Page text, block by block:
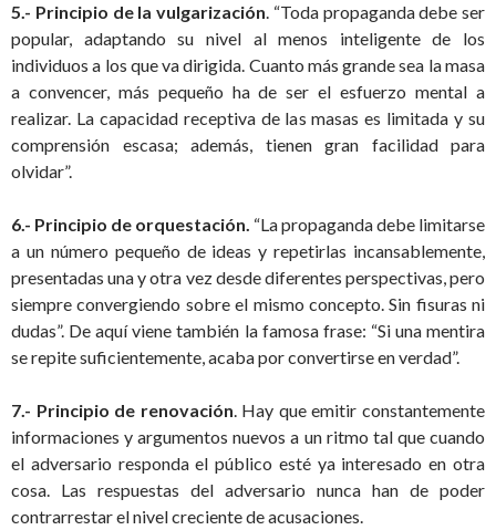
5.- Principio de la vulgarización. “Toda propaganda debe ser
popular, adaptando su nivel al menos inteligente de los
individuos a los que va dirigida. Cuanto más grande sea la masa
a convencer, más pequeño ha de ser el esfuerzo mental a
realizar. La capacidad receptiva de las masas es limitada y su
comprensión escasa; además, tienen gran facilidad para
olvidar”.
6.- Principio de orquestación. “La propaganda debe limitarse
a un número pequeño de ideas y repetirlas incansablemente,
presentadas una y otra vez desde diferentes perspectivas, pero
siempre convergiendo sobre el mismo concepto. Sin fisuras ni
dudas”. De aquí viene también la famosa frase: “Si una mentira
se repite suficientemente, acaba por convertirse en verdad”.
7.- Principio de renovación. Hay que emitir constantemente
informaciones y argumentos nuevos a un ritmo tal que cuando
el adversario responda el público esté ya interesado en otra
cosa. Las respuestas del adversario nunca han de poder
contrarrestar el nivel creciente de acusaciones.